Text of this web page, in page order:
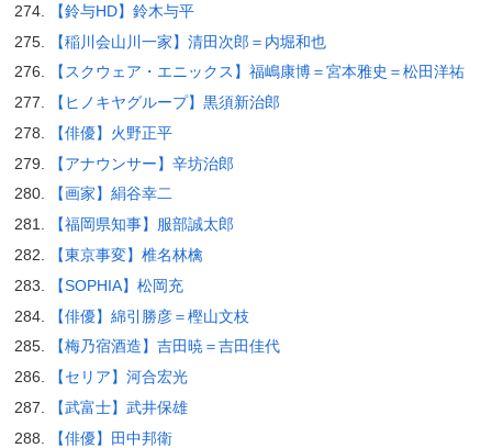
【鈴与HD】鈴木与平
【稲川会山川一家】清田次郎＝内堀和也
【スクウェア・エニックス】福嶋康博＝宮本雅史＝松田洋祐
【ヒノキヤグループ】黒須新治郎
【俳優】火野正平
【アナウンサー】辛坊治郎
【画家】絹谷幸二
【福岡県知事】服部誠太郎
【東京事変】椎名林檎
【SOPHIA】松岡充
【俳優】綿引勝彦＝樫山文枝
【梅乃宿酒造】吉田暁＝吉田佳代
【セリア】河合宏光
【武富士】武井保雄
【俳優】田中邦衛